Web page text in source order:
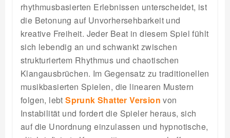
rhythmusbasierten Erlebnissen unterscheidet, ist
die Betonung auf Unvorhersehbarkeit und
kreative Freiheit. Jeder Beat in diesem Spiel fühlt
sich lebendig an und schwankt zwischen
strukturiertem Rhythmus und chaotischen
Klangausbrüchen. Im Gegensatz zu traditionellen
musikbasierten Spielen, die linearen Mustern
folgen, lebtSprunk Shatter Version von
Instabilität und fordert die Spieler heraus, sich
auf die Unordnung einzulassen und hypnotische,